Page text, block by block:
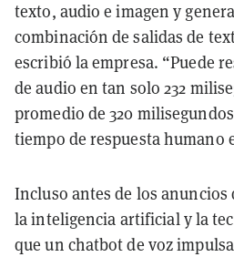
texto, audio e imagen y
combinación de salidas de
escribió la empresa. “Puede
de audio en tan solo 232
promedio de 320
tiempo de respuesta humano
Incluso antes de los anuncios
la inteligencia artificial y la
que un chatbot de voz